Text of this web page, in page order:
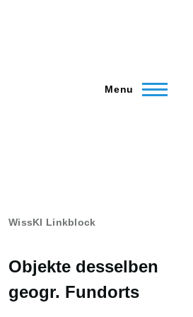
Menu
WissKI Linkblock
Objekte desselben
geogr. Fundorts